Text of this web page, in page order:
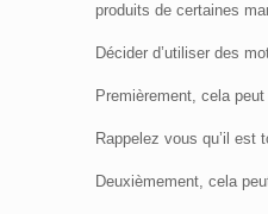
produits de certaines
Décider d’utiliser des
Premièrement, cela
Rappelez vous qu’il est
Deuxièmement, cela